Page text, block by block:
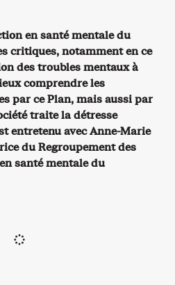
en santé mentale du
critiques, notamment en ce
des troubles mentaux à
comprendre les
par ce Plan, mais aussi par
traite la détresse
entretenu avec Anne-Marie
du Regroupement des
santé mentale du